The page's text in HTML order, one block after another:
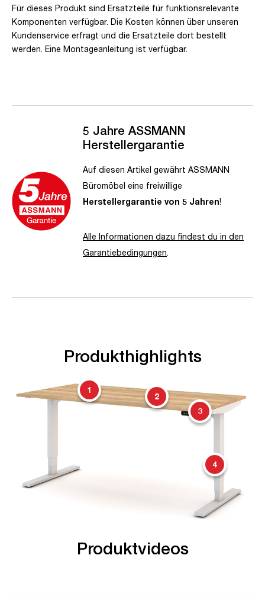
Für dieses Produkt sind Ersatzteile für funktionsrelevante
Komponenten verfügbar. Die Kosten können über unseren
Kundenservice erfragt und die Ersatzteile dort bestellt
werden. Eine Montageanleitung ist verfügbar.
5 Jahre ASSMANN
Herstellergarantie
Auf diesen Artikel gewährt ASSMANN
Büromöbel eine freiwillige
Herstellergarantie von 5 Jahren!
Alle Informationen dazu findest du in den
Garantiebedingungen.
Produkthighlights
1
2
3
4
Produktvideos